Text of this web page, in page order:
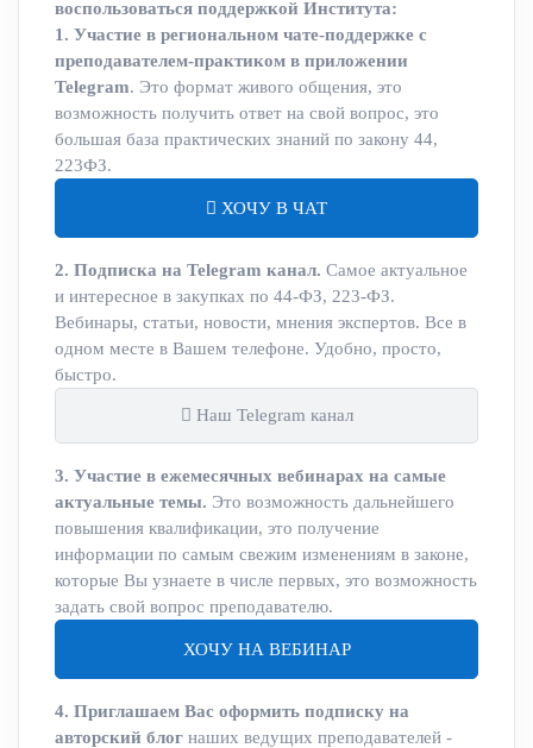
воспользоваться поддержкой Института:
1. Участие в региональном чате-поддержке с
преподавателем-практиком в приложении
Telegram. Это формат живого общения, это
возможность получить ответ на свой вопрос, это
большая база практических знаний по закону 44,
223ФЗ.
ХОЧУ В ЧАТ
2. Подписка на Telegram канал. Самое актуальное
и интересное в закупках по 44-ФЗ, 223-ФЗ.
Вебинары, статьи, новости, мнения экспертов. Все в
одном месте в Вашем телефоне. Удобно, просто,
быстро.
Наш Telegram канал
3. Участие в ежемесячных вебинарах на самые
актуальные темы. Это возможность дальнейшего
повышения квалификации, это получение
информации по самым свежим изменениям в законе,
которые Вы узнаете в числе первых, это возможность
задать свой вопрос преподавателю.
ХОЧУ НА ВЕБИНАР
4. Приглашаем Вас оформить подписку на
авторский блог наших ведущих преподавателей -